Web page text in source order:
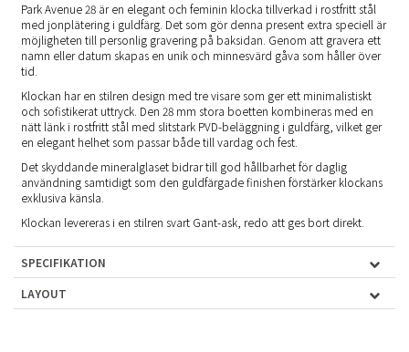
Park Avenue 28 är en elegant och feminin klocka tillverkad i rostfritt stål
med jonplätering i guldfärg. Det som gör denna present extra speciell är
möjligheten till personlig gravering på baksidan. Genom att gravera ett
namn eller datum skapas en unik och minnesvärd gåva som håller över
tid.
Klockan har en stilren design med tre visare som ger ett minimalistiskt
och sofistikerat uttryck. Den 28 mm stora boetten kombineras med en
nätt länk i rostfritt stål med slitstark PVD-beläggning i guldfärg, vilket ger
en elegant helhet som passar både till vardag och fest.
Det skyddande mineralglaset bidrar till god hållbarhet för daglig
användning samtidigt som den guldfärgade finishen förstärker klockans
exklusiva känsla.
Klockan levereras i en stilren svart Gant-ask, redo att ges bort direkt.
SPECIFIKATION
LAYOUT